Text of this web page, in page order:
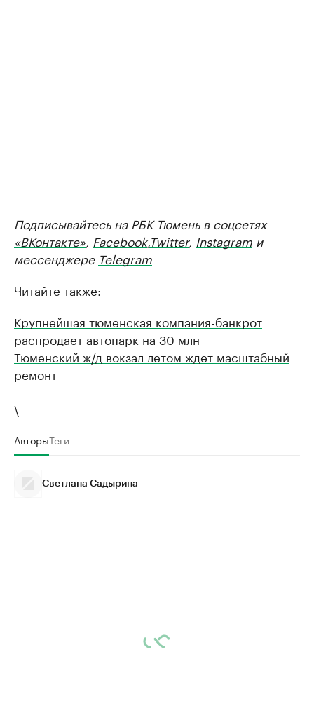
Подписывайтесь на РБК Тюмень в соцсетях
«ВКонтакте» Facebook,Twitter, Instagram и
мессенджере Telegram
Читайте также:
Крупнейшая тюменская компания-банкрот
распродает автопарк на 30 млн
Тюменский ж/д вокзал летом ждет масштабный
ремонт
\
АвторыТеги
Светлана Садырина